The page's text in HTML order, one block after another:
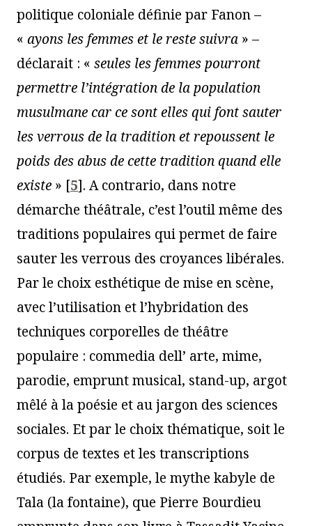
politique coloniale définie par Fanon –
« ayons les femmes et le reste suivra » –
déclarait : « seules les femmes pourront
permettre l’intégration de la population
musulmane car cesont elles qui font sauter
les verrous de la tradition et repoussent le
poids des abus de cette tradition quand elle
existe » [5]. A contrario, dans notre
démarche théâtrale, c’est l’outil même des
traditions populaires qui permet de faire
sauter les verrous des croyances libérales.
Par le choix esthétique de mise en scène,
avec l’utilisation et l’hybridation des
techniques corporelles de théâtre
populaire : commedia dell’ arte, mime,
parodie, emprunt musical, stand-up, argot
mêlé à la poésie et au jargon des sciences
sociales. Et par le choix thématique, soit le
corpus de textes et les transcriptions
étudiés. Par exemple, le mythe kabyle de
Tala (la fontaine), que Pierre Bourdieu